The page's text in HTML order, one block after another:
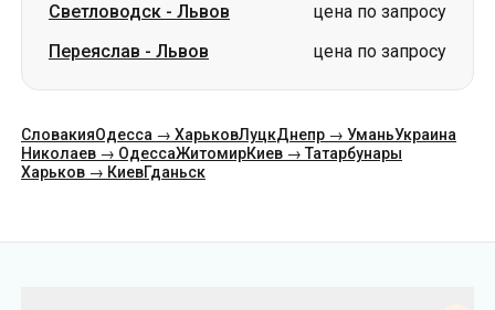
Светловодск - Львов
цена по запросу
Переяслав - Львов цена по запросу
СловакияОдесса → ХарьковЛуцкДнепр → УманьУкраина
Николаев → ОдессаЖитомирКиев → Татарбунары
Харьков → КиевГданьск